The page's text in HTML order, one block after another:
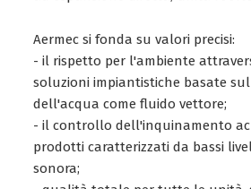
Aermec si fonda su valori precisi:
- il rispetto per l'ambiente
soluzioni impiantistiche basate
dell'acqua come fluido vettore;
- il controllo dell'inquinamento
prodotti caratterizzati da bassi
sonora;